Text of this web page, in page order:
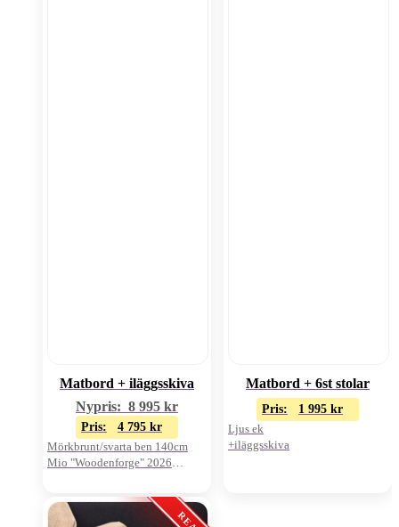
Matbord + iläggsskiva
Nypris: 8 995 kr
Pris: 4 795 kr
Mörkbrunt/svarta ben 140cm
Mio "Woodenforge" 2026
Matbord + 6st stolar
Pris: 1 995 kr
Ljus ek
+iläggsskiva